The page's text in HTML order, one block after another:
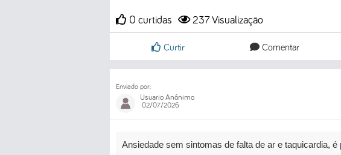
0 curtidas 237Visualização
Curtir Comentar
Enviado por:
Usuario Anônimo
02/07/2026
Ansiedade sem sintomas de falta de ar e taquicardia, é